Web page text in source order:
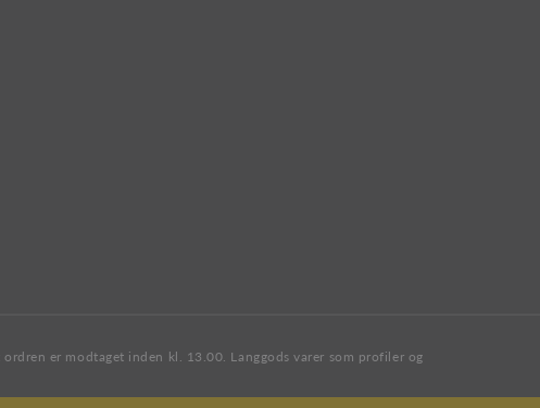
er modtaget inden kl. 13.00. Langgods varer som profiler og